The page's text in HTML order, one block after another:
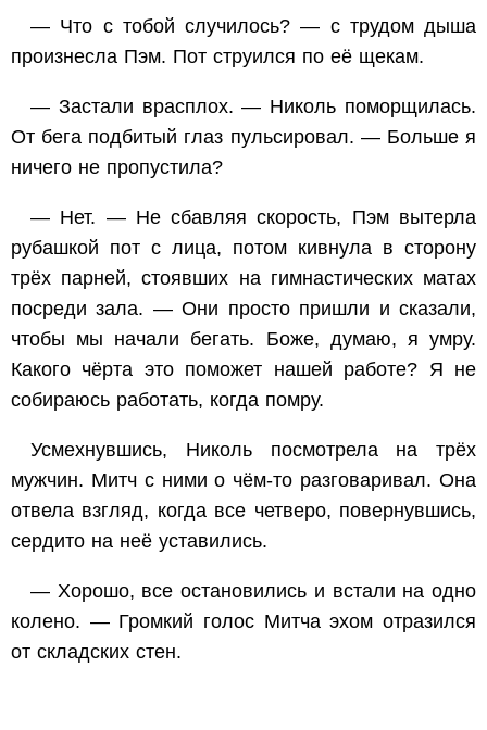
— Что с тобой случилось? — с трудом дыша
произнесла Пэм. Пот струился по её щекам.
— Застали врасплох. — Николь поморщилась.
От бега подбитый глаз пульсировал. — Больше я
ничего не пропустила?
— Нет. — Не сбавляя скорость, Пэм вытерла
рубашкой пот с лица, потом кивнула в сторону
трёх парней, стоявших на гимнастических матах
посреди зала. — Они просто пришли и сказали,
чтобы мы начали бегать. Боже, думаю, я умру.
Какого чёрта это поможет нашей работе? Я не
собираюсь работать, когда помру.
Усмехнувшись, Николь посмотрела на трёх
мужчин. Митч с ними о чём-то разговаривал. Она
отвела взгляд, когда все четверо, повернувшись,
сердито на неё уставились.
— Хорошо, все остановились и встали на одно
колено. — Громкий голос Митча эхом отразился
от складских стен.